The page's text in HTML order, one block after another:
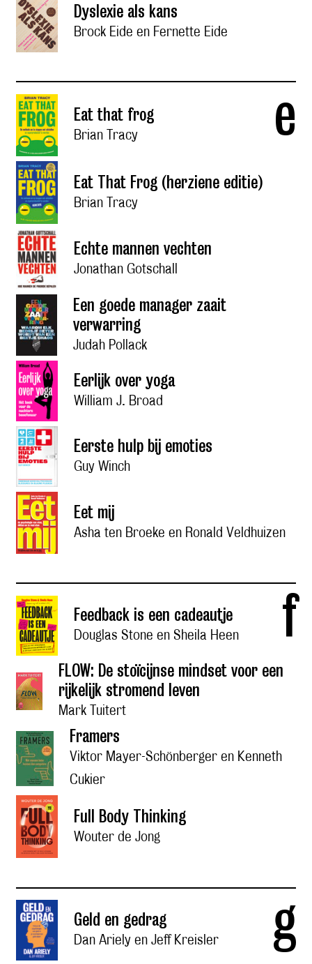
Dyslexie als kans
Brock Eide en Fernette Eide
e
Eat that frog
Brian Tracy
Eat That Frog (herziene editie)
Brian Tracy
Echte mannen vechten
Jonathan Gotschall
Een goede manager zaait
verwarring
Judah Pollack
Eerlijk over yoga
William J. Broad
Eerste hulp bij emoties
Guy Winch
Eet mij
Asha ten Broeke en Ronald Veldhuizen
f
Feedback is een cadeautje
Douglas Stone en Sheila Heen
FLOW: De stoïcijnse mindset voor een
rijkelijk stromend leven
Mark Tuitert
Framers
Viktor Mayer-Schönberger en Kenneth
Cukier
Full Body Thinking
Wouter de Jong
g
Geld en gedrag
Dan Ariely en Jeff Kreisler